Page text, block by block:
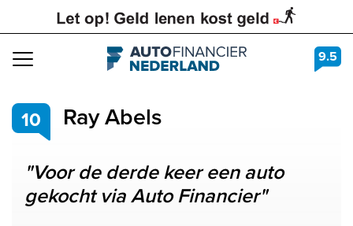
Navigation 9.5
10 Ray Abels
"Voor de derde keer een auto
gekocht via Auto Financier"